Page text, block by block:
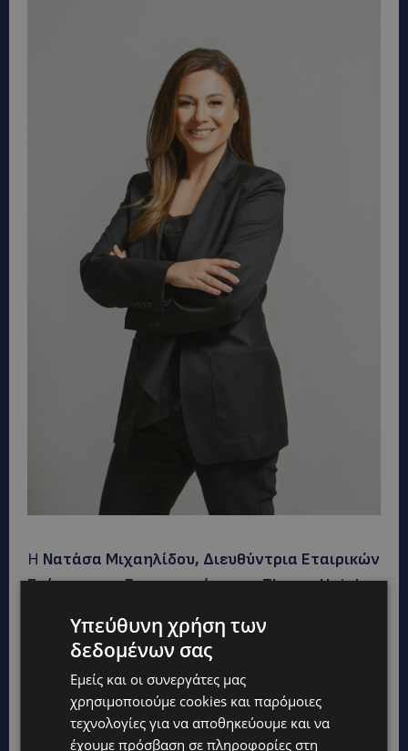
Η Νατάσα Μιχαηλίδου, Διευθύντρια Εταιρικών
Σχέσεων και Επικοινωνίας τηςThanosHotels
Resorts πιστεύουμε ότι η πραγματική
πολυτέλεια βρίσκεται στη φροντίδα της κάθε
λεπτομέρειας και στη δημιουργία εμπειριών
που ανταποκρίνονται ουσιαστικά στις ανάγκες
του κάθε επισκέπτη. Η συνεργασία μας με την
Υπεύθυνη χρήση των
δεδομένων σας
Εμείς και οι συνεργάτες μας
χρησιμοποιούμε cookies και παρόμοιες
τεχνολογίες για να αποθηκεύουμε και να
έχουμε πρόσβαση σε πληροφορίες στη